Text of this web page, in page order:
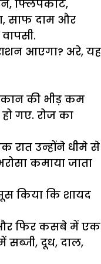
, फ्लिपकार्ट,
, साफ दाम और
वापसी.
आएगा? अरे, यह
की भीड़ कम
हो गए. रोज का
रात उन्होंने धीमे से
कमाया जाता
किया कि शायद
फिर कसबे में एक
सब्जी, दूध, दाल,